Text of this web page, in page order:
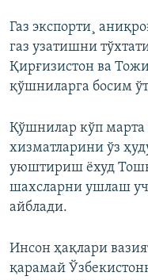
Газ экспорти¸
газ узатишни
Қирғизистон ва
қўшниларга босим
Қўшнилар кўп
хизматларини ўз
уюштириш ëхуд
шахсларни ушлаш
айблади.
Инсон ҳақлари
қарамай